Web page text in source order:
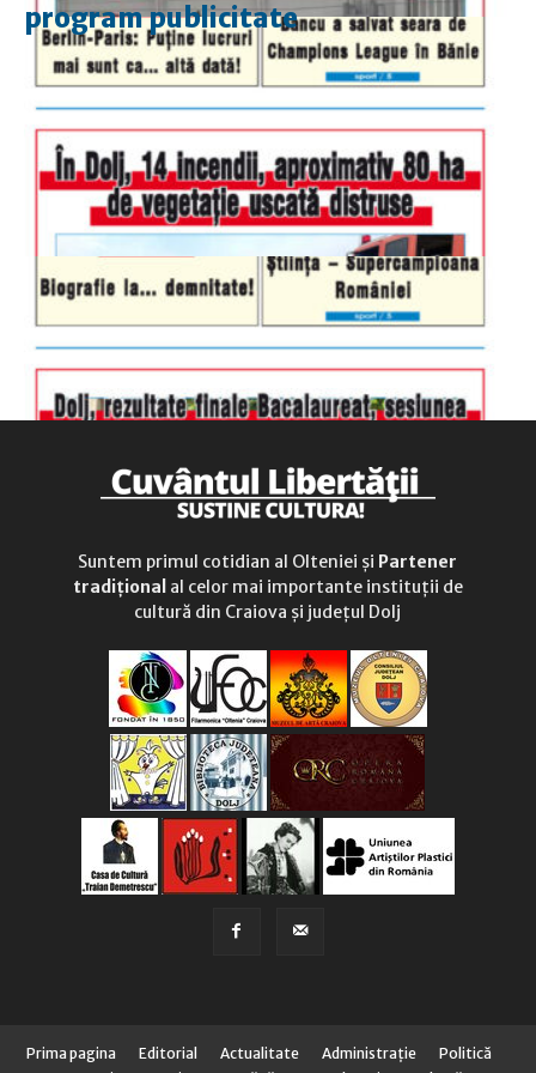
program publicitate
luni-vineri
9.00 - 17.00
duminică
9.00 - 12.00
Suntem primul cotidian al Olteniei și Partener
tradițional al celor mai importante instituții de
cultură din Craiova și județul Dolj
Prima pagina Editorial Actualitate Administraţie
Politică